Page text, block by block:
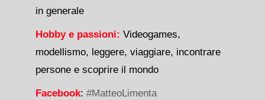
in generale
Hobby e passioni: Videogames,
modellismo, leggere, viaggiare, incontrare
persone e scoprire il mondo
Facebook: #MatteoLimenta